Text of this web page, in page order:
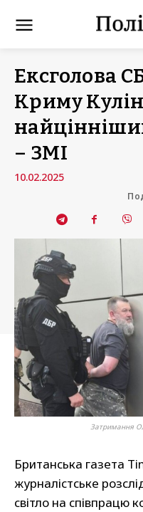
Ексголова
Криму
– ЗМІ
10.02.2025
Затримання
Британська газета
журналістське
світло на співпрацю